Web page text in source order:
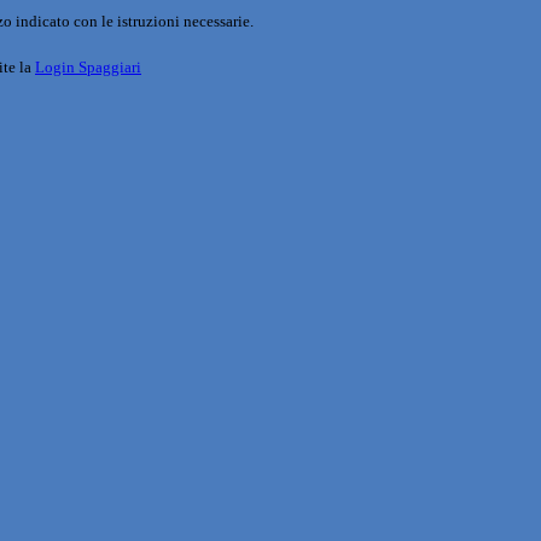
indicato con le istruzioni necessarie.
la Login Spaggiari